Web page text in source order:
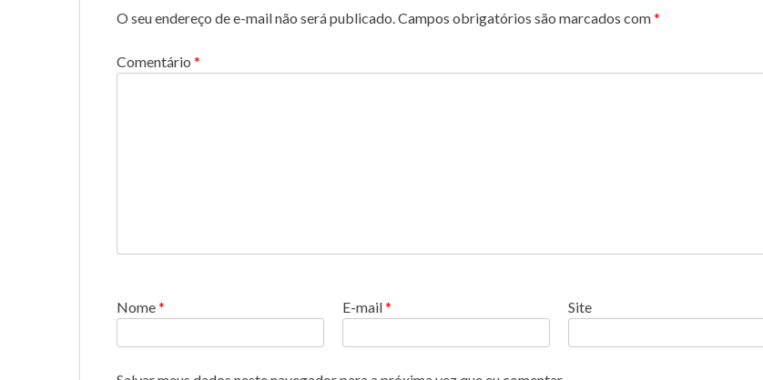
O seu endereço de e-mail não será publicado.Campos obrigatórios são marcados com*
Comentário *
Nome* E-mail* Site